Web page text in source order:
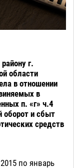
г.
области
в отношении
в
п. «г» ч.4
и сбыт
средств
по январь